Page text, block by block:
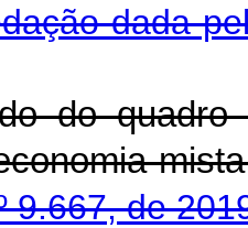
dada
do
9.667, de